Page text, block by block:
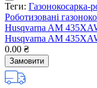
Теги: Газонокосарка-
Роботизовані
Husqvarna AM
Husqvarna AM
0.00 ₴
Замовити